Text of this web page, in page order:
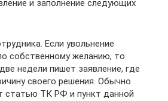
и заполнение следующих
Если увольнение
собственному желанию, то
недели пишет заявление, где
своего решения. Обычно
статью ТК РФ и пункт данной